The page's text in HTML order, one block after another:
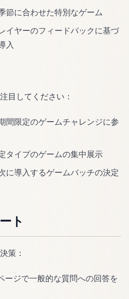
節に合わせた特別なゲーム
イヤーのフィードバックに基づ
入
目してください：
間限定のゲームチャレンジに参
タイプのゲームの集中展示
に導入するゲームバッチの決定
ト
策：
ージで一般的な質問への回答を